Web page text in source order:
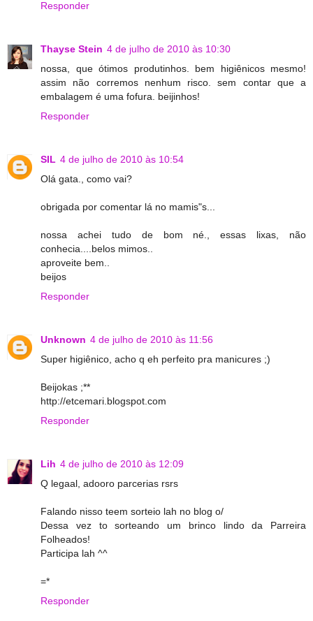
Responder
Thayse Stein 4 de julho de 2010 às 10:30
nossa, que ótimos produtinhos. bem higiênicos mesmo!
assim não corremos nenhum risco. sem contar que a
embalagem é uma fofura. beijinhos!
Responder
SIL 4 de julho de 2010 às 10:54
Olá gata., como vai?
obrigada por comentar lá no mamis"s...
nossa achei tudo de bom né., essas lixas, não
conhecia....belos mimos..
aproveite bem..
beijos
Responder
Unknown 4 de julho de 2010 às 11:56
Super higiênico, acho q eh perfeito pra manicures ;)
Beijokas ;**
http://etcemari.blogspot.com
Responder
Lih 4 de julho de 2010 às 12:09
Q legaal, adooro parcerias rsrs
Falando nisso teem sorteio lah no blog o/
Dessa vez to sorteando um brinco lindo da Parreira
Folheados!
Participa lah ^^
=*
Responder